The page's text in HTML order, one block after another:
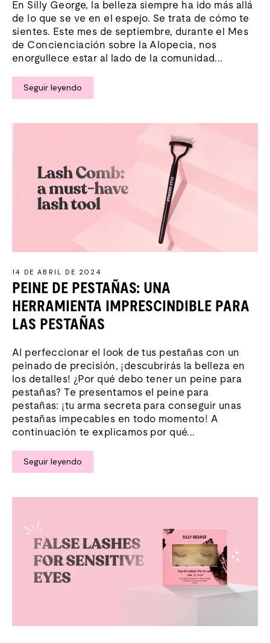
En Silly George, la belleza siempre ha ido más allá
de lo que se ve en el espejo. Se trata de cómo te
sientes. Este mes de septiembre, durante el Mes
de Concienciación sobre la Alopecia, nos
enorgullece estar al lado de la comunidad...
Seguir leyendo
14 DE ABRIL DE 2024
PEINE DE PESTAÑAS: UNA
HERRAMIENTA IMPRESCINDIBLE PARA
LAS PESTAÑAS
Al perfeccionar el look de tus pestañas con un
peinado de precisión, ¡descubrirás la belleza en
los detalles! ¿Por qué debo tener un peine para
pestañas? Te presentamos el peine para
pestañas: ¡tu arma secreta para conseguir unas
pestañas impecables en todo momento! A
continuación te explicamos por qué...
Seguir leyendo